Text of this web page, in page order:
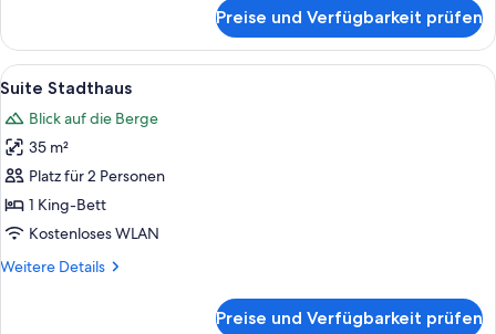
Maximilian
with
2
Preise und Verfügbarkeit prüfen
Alle
Fotos
für
Suite
Stadthaus
anzeigen
Ein Hotelzimmer mit einem Bett,
5
Suite Stadthaus
Blick auf die Berge
35 m²
Platz für 2 Personen
1 King-Bett
Kostenloses WLAN
Weitere Details
Weitere
Preise und Verfügbarkeit prüfen